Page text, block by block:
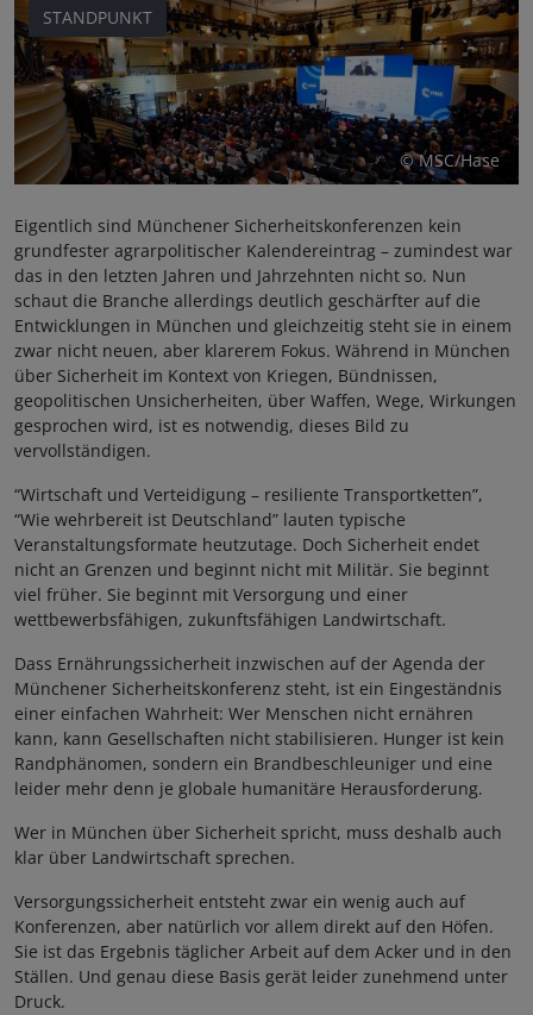
STANDPUNKT
© MSC/Hase
Eigentlich sind Münchener Sicherheitskonferenzen kein
grundfester agrarpolitischer Kalendereintrag – zumindest war
das in den letzten Jahren und Jahrzehnten nicht so. Nun
schaut die Branche allerdings deutlich geschärfter auf die
Entwicklungen in München und gleichzeitig steht sie in einem
zwar nicht neuen, aber klarerem Fokus. Während in München
über Sicherheit im Kontext von Kriegen, Bündnissen,
geopolitischen Unsicherheiten, über Waffen, Wege, Wirkungen
gesprochen wird, ist es notwendig, dieses Bild zu
vervollständigen.
“Wirtschaft und Verteidigung – resiliente Transportketten”,
“Wie wehrbereit ist Deutschland” lauten typische
Veranstaltungsformate heutzutage. Doch Sicherheit endet
nicht an Grenzen und beginnt nicht mit Militär. Sie beginnt
viel früher. Sie beginnt mit Versorgung und einer
wettbewerbsfähigen, zukunftsfähigen Landwirtschaft.
Dass Ernährungssicherheit inzwischen auf der Agenda der
Münchener Sicherheitskonferenz steht, ist ein Eingeständnis
einer einfachen Wahrheit: Wer Menschen nicht ernähren
kann, kann Gesellschaften nicht stabilisieren. Hunger ist kein
Randphänomen, sondern ein Brandbeschleuniger und eine
leider mehr denn je globale humanitäre Herausforderung.
Wer in München über Sicherheit spricht, muss deshalb auch
klar über Landwirtschaft sprechen.
Versorgungssicherheit entsteht zwar ein wenig auch auf
Konferenzen, aber natürlich vor allem direkt auf den Höfen.
Sie ist das Ergebnis täglicher Arbeit auf dem Acker und in den
Ställen. Und genau diese Basis gerät leider zunehmend unter
Druck.